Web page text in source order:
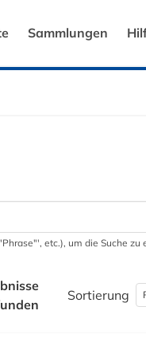
Sammlungen
etc.), um die Suche
Sortierung